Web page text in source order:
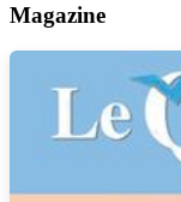
Magazine